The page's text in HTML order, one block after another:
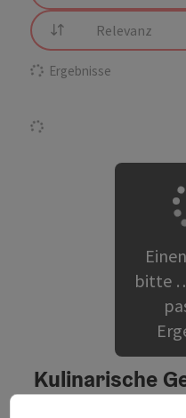
Sortierung
Ergebnisse
bitte
Kulinarische